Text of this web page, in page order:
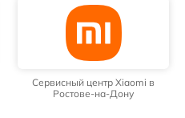
Сервисный центр Xiaomi в
Ростове-на-Дону